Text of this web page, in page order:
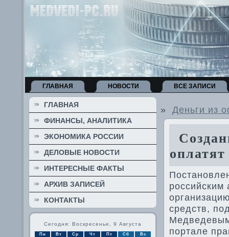
ГЛАВНАЯ НОВОСТИ ВСЕ ЗАПИСИ
ГЛАВНАЯ
ФИНАНСЫ, АНАЛИТИКА
ЭКОНОМИКА РОССИИ
ДЕЛОВЫЕ НОВОСТИ
ИНТЕРЕСНЫЕ ФАКТЫ
АРХИВ ЗАПИСЕЙ
КОНТАКТЫ
Сегодня: Воскресенье, 9 Августа
Пн Вт Ср Чт Пт Сб Вс
» Деньги из
российским
средств,
портале